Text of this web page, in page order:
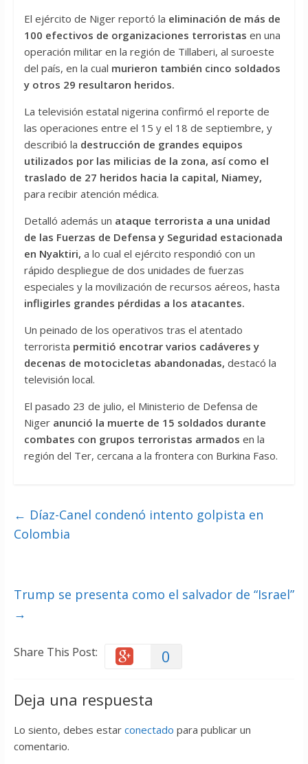
El ejército de Niger reportó la eliminación de más de
100 efectivos de organizaciones terroristas en una
operación militar en la región de Tillaberi, al suroeste
del país, en la cual murieron también cinco soldados
y otros 29 resultaron heridos.
La televisión estatal nigerina confirmó el reporte de
las operaciones entre el 15 y el 18 de septiembre, y
describió la destrucción de grandes equipos
utilizados por las milicias de la zona, así como el
traslado de 27 heridos hacia la capital, Niamey,
para recibir atención médica.
Detalló además un ataque terrorista a una unidad
de las Fuerzas de Defensa y Seguridad estacionada
en Nyaktiri, a lo cual el ejército respondió con un
rápido despliegue de dos unidades de fuerzas
especiales y la movilización de recursos aéreos, hasta
infligirles grandes pérdidas a los atacantes.
Un peinado de los operativos tras el atentado
terrorista permitió encotrar varios cadáveres y
decenas de motocicletas abandonadas, destacó la
televisión local.
El pasado 23 de julio, el Ministerio de Defensa de
Niger anunció la muerte de 15 soldados durante
combates con grupos terroristas armados en la
región del Ter, cercana a la frontera con Burkina Faso.
← Díaz-Canel condenó intento golpista en
Colombia
Trump se presenta como el salvador de “Israel”
→
Share This Post: 0
Deja una respuesta
Lo siento, debes estar conectado para publicar un
comentario.